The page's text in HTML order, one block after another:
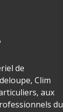
de
Clim
aux
du